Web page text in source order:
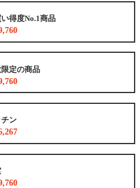
得度No.1商品
定の商品
ン